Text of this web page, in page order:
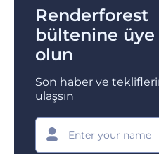
Renderforest
bültenine üye
olun
Son haber ve
ulaşsın